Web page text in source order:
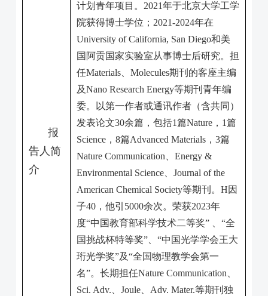
报
告人简
介
计划青年项目。 2021年于北京大学工学
院获得博士学位； 2021-2024年在
University of California, San Diego和美
国阿贡国家实验室从事博士后研究。担
任Materials、 Molecules期刊的客座主编
及Nano Research Energy等期刊青年编
委。以第一作者或通讯作者（含共同）
发表论文30余篇，包括1篇Nature， 1篇
Science， 8篇Advanced Materials， 3篇
Nature Communication
Energy &
Environmental Science、 Journal of the
American Chemical Society等期刊。 H因
子40，他引 5000余次。荣获2023年
度“中国教育部科学技术二等奖” 、“全
国挑战杯特等奖”、“中国光学学会王大
珩光学奖”及“全国物理教学会第一
名”。长期担任Nature Communication
Sci. Adv.
Joule、 Adv. Mater.等期刊独